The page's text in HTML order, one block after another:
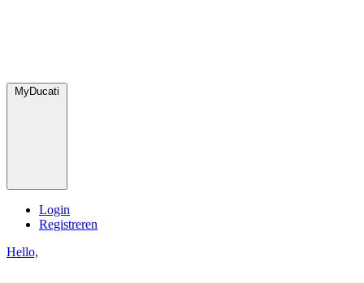
MyDucati
Login
Registreren
Hello,